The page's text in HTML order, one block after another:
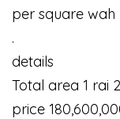
per square wah
.
details
Total area 1 rai
price